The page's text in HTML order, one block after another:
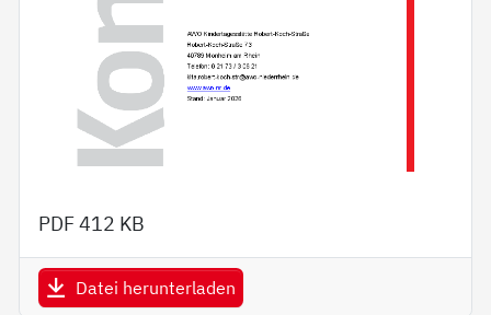
PDF412 KB
Datei herunterladen